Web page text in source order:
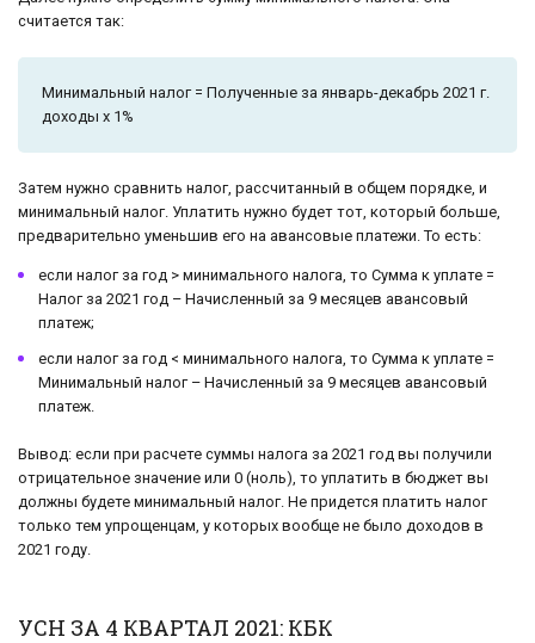
считается так:
Минимальный налог = Полученные за январь-декабрь 2021 г.
доходы х 1%
Затем нужно сравнить налог, рассчитанный в общем порядке, и
минимальный налог. Уплатить нужно будет тот, который больше,
предварительно уменьшив его на авансовые платежи. То есть:
если налог за год > минимального налога, то Сумма к уплате =
Налог за 2021 год – Начисленный за 9 месяцев авансовый
платеж;
если налог за год < минимального налога, то Сумма к уплате =
Минимальный налог – Начисленный за 9 месяцев авансовый
платеж.
Вывод: если при расчете суммы налога за 2021 год вы получили
отрицательное значение или 0 (ноль), то уплатить в бюджет вы
должны будете минимальный налог. Не придется платить налог
только тем упрощенцам, у которых вообще не было доходов в
2021 году.
УСН ЗА 4 КВАРТАЛ 2021: КБК